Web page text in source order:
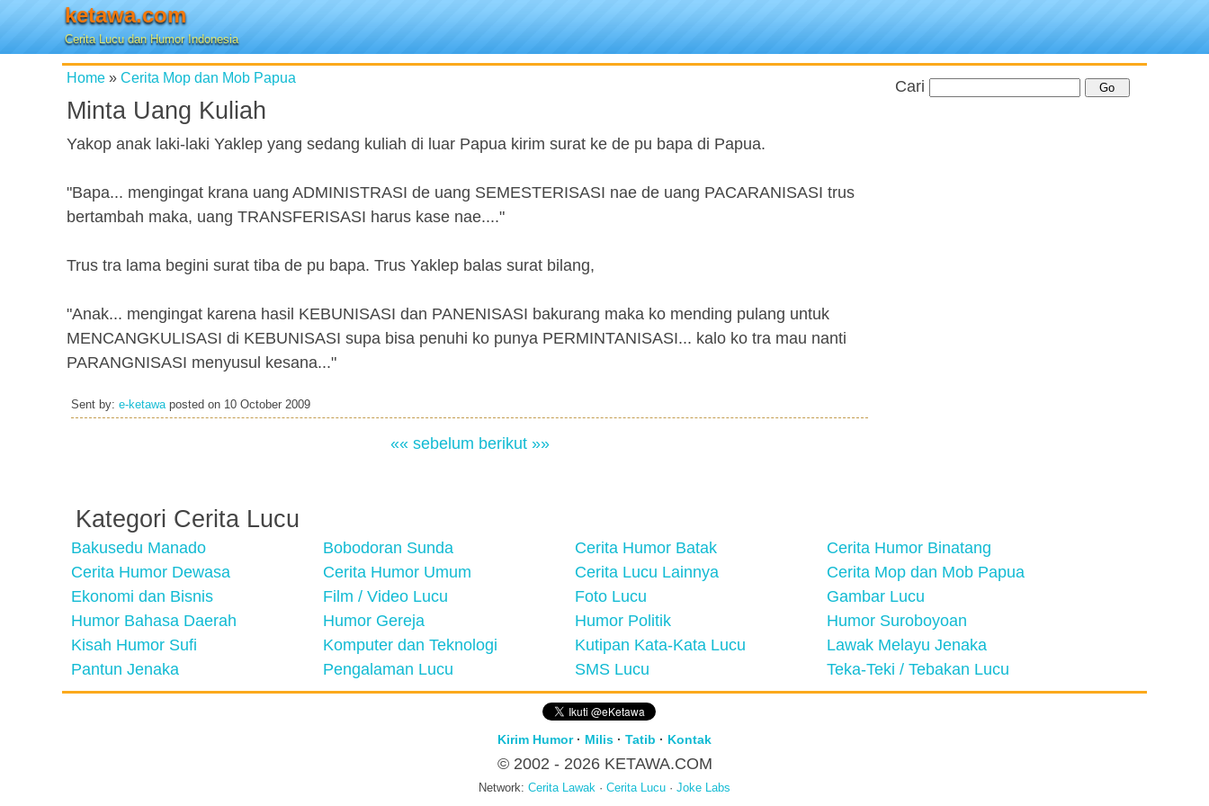
ketawa.com
Cerita Lucu dan Humor Indonesia
Home » Cerita Mop dan Mob Papua
Minta Uang Kuliah
Yakop anak laki-laki Yaklep yang sedang kuliah di luar Papua kirim surat ke de pu bapa di Papua.
"Bapa... mengingat krana uang ADMINISTRASI de uang SEMESTERISASI nae de uang PACARANISASI trus
bertambah maka, uang TRANSFERISASI harus kase nae...."
Trus tra lama begini surat tiba de pu bapa. Trus Yaklep balas surat bilang,
"Anak... mengingat karena hasil KEBUNISASI dan PANENISASI bakurang maka ko mending pulang untuk
MENCANGKULISASI di KEBUNISASI supa bisa penuhi ko punya PERMINTANISASI... kalo ko tra mau nanti
PARANGNISASI menyusul kesana..."
Sent by: e-ketawaposted on 10 October 2009
«« sebelum berikut »»
Cari
Kategori Cerita Lucu
Bakusedu Manado Bobodoran Sunda Cerita Humor Batak
Cerita Humor Binatang
Cerita Humor Dewasa
Cerita Humor Umum Cerita Lucu Lainnya
Cerita Mop dan Mob Papua
Ekonomi dan Bisnis
Film / Video Lucu Foto Lucu
Gambar Lucu
Humor Bahasa Daerah
Humor Gereja Humor Politik
Humor Suroboyoan
Kisah Humor Sufi
Komputer dan Teknologi Kutipan Kata-Kata Lucu
Lawak Melayu Jenaka
Pantun Jenaka
Pengalaman Lucu SMS Lucu Teka-Teki / Tebakan Lucu
Kirim Humor· Milis · Tatib · Kontak
© 2002 - 2026 KETAWA.COM
Network: Cerita Lawak · Cerita Lucu · Joke Labs